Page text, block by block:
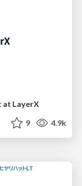
at LayerX
9 4.9k